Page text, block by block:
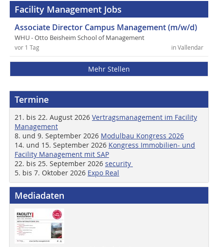
Facility Management Jobs
Associate Director Campus Management (m/w/d)
WHU - Otto Beisheim School of Management
in Vallendar
vor 1 Tag
Mehr Stellen
Termine
21. bis 22. August 2026 Vertragsmanagement im Facility
Management
8. und 9. September 2026 Modulbau Kongress 2026
14. und 15. September 2026 Kongress Immobilien- und
Facility Management mit SAP
22. bis 25. September 2026 security
5. bis 7. Oktober 2026 Expo Real
Mediadaten